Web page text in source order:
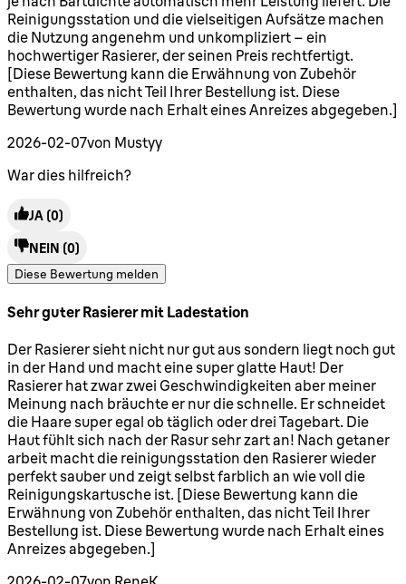
Reinigungsstation und die vielseitigen Aufsätze machen
die Nutzung angenehm und unkompliziert – ein
hochwertiger Rasierer, der seinen Preis rechtfertigt.
[Diese Bewertung kann die Erwähnung von Zubehör
enthalten, das nicht Teil Ihrer Bestellung ist. Diese
Bewertung wurde nach Erhalt eines Anreizes abgegeben.]
2026-02-07von Mustyy
War dies hilfreich?
JA (0)
NEIN (0)
Diese Bewertung melden
Sehr guter Rasierer mit Ladestation
5 Sterne von maximal 5
Der Rasierer sieht nicht nur gut aus sondern liegt noch gut
in der Hand und macht eine super glatte Haut! Der
Rasierer hat zwar zwei Geschwindigkeiten aber meiner
Meinung nach bräuchte er nur die schnelle. Er schneidet
die Haare super egal ob täglich oder drei Tagebart. Die
Haut fühlt sich nach der Rasur sehr zart an! Nach getaner
arbeit macht die reinigungsstation den Rasierer wieder
perfekt sauber und zeigt selbst farblich an wie voll die
Reinigungskartusche ist. [Diese Bewertung kann die
Erwähnung von Zubehör enthalten, das nicht Teil Ihrer
Bestellung ist. Diese Bewertung wurde nach Erhalt eines
Anreizes abgegeben.]